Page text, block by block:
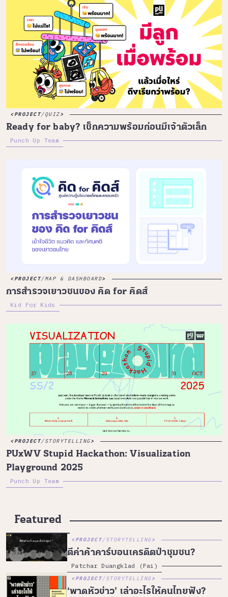
PROJECT/QUIZ
Ready for baby? เช็กความพร้อมก่อนมีเจ้าตัวเล็ก
Punch Up Team
PROJECT/MAP & DASHBOARD
การสำรวจเยาวชนของ คิด for คิดส์
Kid For Kids
PROJECT/STORYTELLING
PUxWV Stupid Hackathon: Visualization
Playground 2025
Punch Up Team
Featured
PROJECT/STORYTELLING
ตีค่าค้าคาร์บอนเครดิตป่าชุมชน?
Patchar Duangklad (Fai)
PROJECT/STORYTELLING
‘พาดหัวข่าว’ เล่าอะไรให้คนไทยฟัง?